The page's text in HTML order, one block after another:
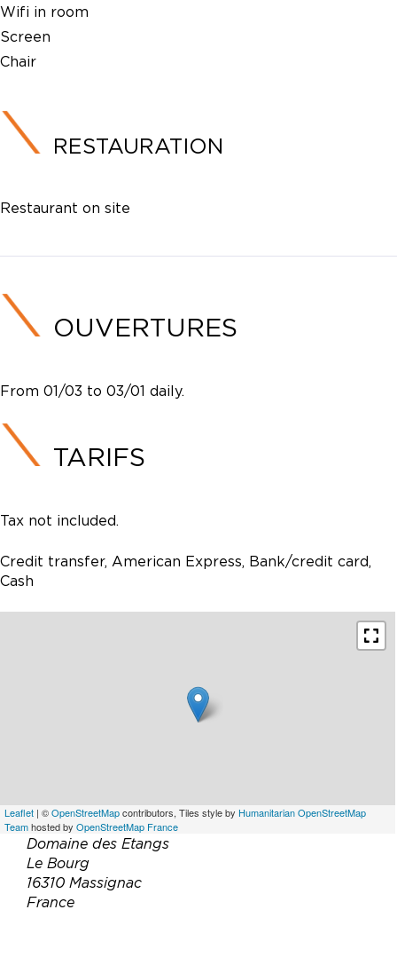
Wifi in room
Screen
Chair
RESTAURATION
Restaurant on site
OUVERTURES
From 01/03 to 03/01 daily.
TARIFS
Tax not included.
Credit transfer, American Express, Bank/credit card,
Cash
Leaflet | ©OpenStreetMapcontributors, Tiles style by Humanitarian OpenStreetMap
Teamhosted by OpenStreetMap France
Domaine des Etangs
Le Bourg
16310 Massignac
France